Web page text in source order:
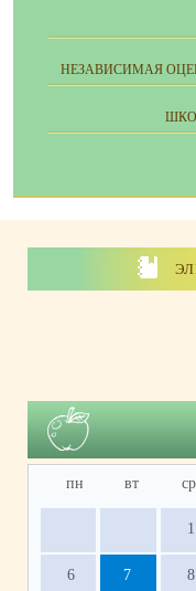
НЕЗАВИСИМАЯ
пн вт ср
1
6 7 8